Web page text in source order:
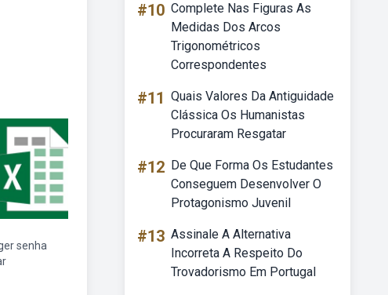
senha
#10 Complete Nas Figuras As
Medidas Dos Arcos
Trigonométricos
Correspondentes
#11 Quais Valores Da Antiguidade
Clássica Os Humanistas
Procuraram Resgatar
#12 De Que Forma Os Estudantes
Conseguem Desenvolver O
Protagonismo Juvenil
#13 Assinale A Alternativa
Incorreta A Respeito Do
Trovadorismo Em Portugal